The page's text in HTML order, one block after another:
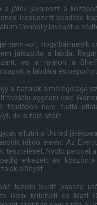
a játék javarészt a
lecsúszott beadása
Connolly lövését is
nem volt, hogy bármelyik
játszotta a labdát
és a nyáron a
a labdára és
a hazaiak a méregdrága
további aggódni való
félidõben nem tudta
de is fölé szállt.
elfutni a United
félidõ elején. Az
tesztelését. Nyolc perccel
érkezett és
elõnyét.
tüzelni Scott passza
Demi Mitchellt és Matt